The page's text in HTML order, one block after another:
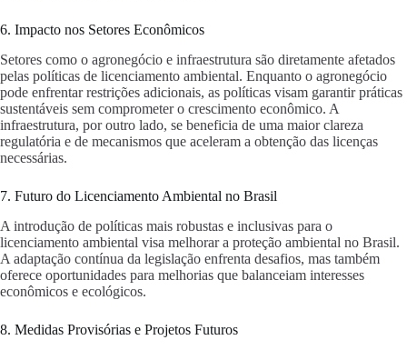
6. Impacto nos Setores Econômicos
Setores como o agronegócio e infraestrutura são diretamente afetados
pelas políticas de licenciamento ambiental. Enquanto o agronegócio
pode enfrentar restrições adicionais, as políticas visam garantir práticas
sustentáveis sem comprometer o crescimento econômico. A
infraestrutura, por outro lado, se beneficia de uma maior clareza
regulatória e de mecanismos que aceleram a obtenção das licenças
necessárias.
7. Futuro do Licenciamento Ambiental no Brasil
A introdução de políticas mais robustas e inclusivas para o
licenciamento ambiental visa melhorar a proteção ambiental no Brasil.
A adaptação contínua da legislação enfrenta desafios, mas também
oferece oportunidades para melhorias que balanceiam interesses
econômicos e ecológicos.
8. Medidas Provisórias e Projetos Futuros